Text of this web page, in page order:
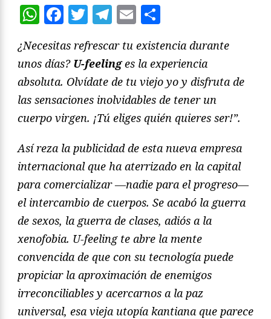
WhatsApp
Facebook
Twitter
Telegram
Email
¿Necesitas refrescar tu existencia durante
unos días? U-feelinges la experiencia
absoluta. Olvídate de tu viejo yo y disfruta de
las sensaciones inolvidables de tener un
cuerpo virgen. ¡Tú eliges quién quieres ser!”.
Así reza la publicidad de esta nueva empresa
internacional que ha aterrizado en la capital
para comercializar —nadie para el progreso—
el intercambio de cuerpos. Se acabó la guerra
de sexos, la guerra de clases, adiós a la
xenofobia. U-feeling te abre la mente
convencida de que con su tecnología puede
propiciar la aproximación de enemigos
irreconciliables y acercarnos a la paz
universal, esa vieja utopía kantiana que parece